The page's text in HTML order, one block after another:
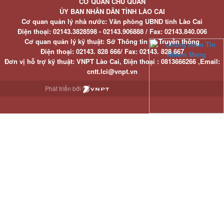
ỦY BAN NHÂN DÂN TỈNH LÀO CAI
Cơ quan quản lý nhà nước: Văn phòng UBND tỉnh Lào Cai
Điện thoại:02143.3828598 - 02143.906888 / Fax:02143.840.006
Cơ quan quản lý kỹ thuật: Sở Thông tin và Truyền thông
Điện thoại:02143. 828 666/ Fax:02143. 828 667
Đơn vị hỗ trợ kỹ thuật: VNPT Lào Cai, Điện thoại : 0813666266 ,Email:
cntt.lci@vnpt.vn
Phát triển bởi